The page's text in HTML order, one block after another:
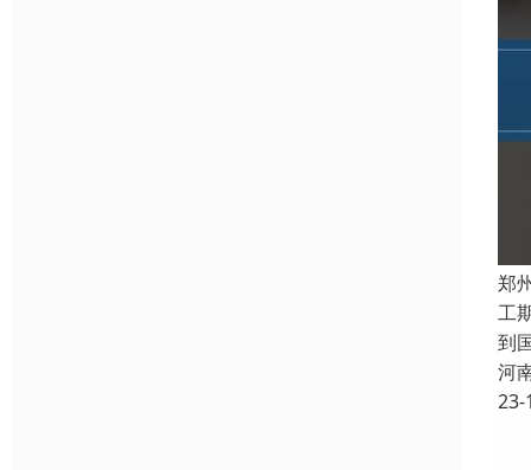
郑
工
到
河
23-